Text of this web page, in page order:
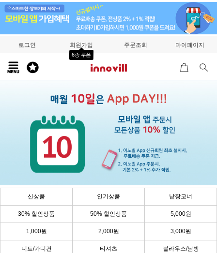
로그인 회원가입
6종 쿠폰
주문조회 마이페이지
신상품 인기상품 낱장코너
30% 할인상품 50% 할인상품 5,000원
1,000원 2,000원 3,000원
니트/가디건 티셔츠 블라우스/남방